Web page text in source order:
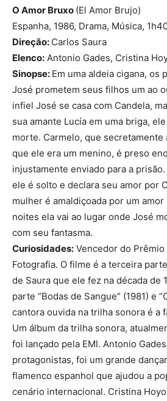
O Amor Bruxo (El Amor Brujo)
Espanha, 1986, Drama, Música,
Direção: Carlos Saura
Elenco: Antonio Gades, Cristina
Sinopse: Em uma aldeia cigana, os
José prometem seus filhos um ao
infiel José se casa com Candela,
sua amante Lucía em uma briga,
morte. Carmelo, que secretamente
que ele era um menino, é preso
injustamente enviado para a
ele é solto e declara seu amor por
mulher é amaldiçoada por um
noites ela vai ao lugar onde José
com seu fantasma.
Curiosidades: Vencedor do
Fotografia. O filme é a terceira
de Saura que ele fez na década de
parte “Bodas de Sangue” (1981) e
cantora ouvida na trilha sonora é a
Um álbum da trilha sonora,
foi lançado pela EMI. Antonio
protagonistas, foi um grande
flamenco espanhol que ajudou a
cenário internacional. Cristina